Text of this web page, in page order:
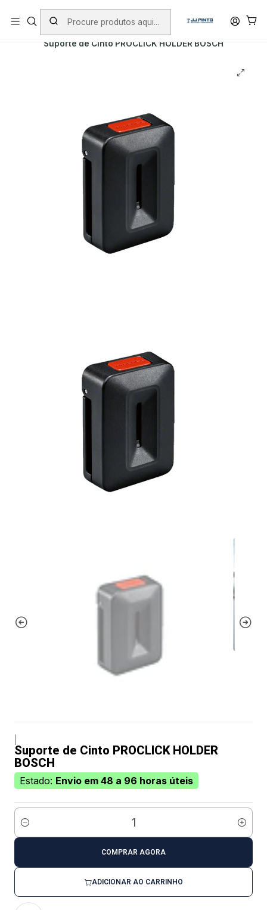
PORTES INCLUÍDOS EM ENCOMENDAS +75€ (excepto ilhas)
Início PRODUTOS
MALAS DE FERRAMENTA
Suporte de Cinto PROCLICK HOLDER BOSCH
Suporte de Cinto PROCLICK HOLDER
BOSCH
Estado: Envio em 48 a 96 horas úteis
Quantidade
ADICIONAR AO CARRINHO
COMPRAR AGORA